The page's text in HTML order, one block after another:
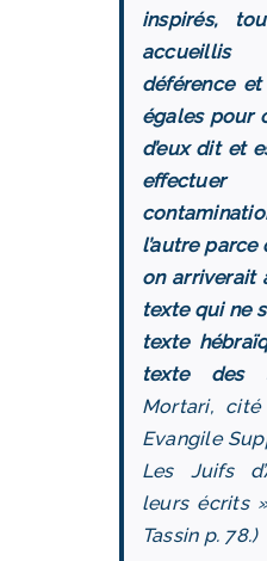
inspirés,
déférence
égales pour
d’eux dit et
l’autre parce
on arriverait
texte qui ne
texte
texte des
Mortari, cité
Evangile
Les Juifs
leurs écrits
Tassin p. 78.)